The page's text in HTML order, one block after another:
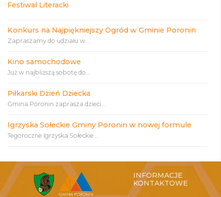
Festiwal Literacki
Konkurs na Najpiękniejszy Ogród w Gminie Poronin
Zapraszamy do udziału w...
Kino samochodowe
Już w najbliższą sobotę do...
Piłkarski Dzień Dziecka
Gmina Poronin zaprasza dzieci...
Igrzyska Sołeckie Gminy Poronin w nowej formule
Tegoroczne Igrzyska Sołeckie...
INFORMACJE
KONTAKTOWE